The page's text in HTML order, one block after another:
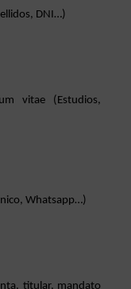
DNI…)
vitae (Estudios,
Whatsapp…)
titular, mandato